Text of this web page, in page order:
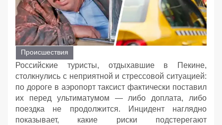
Происшествия
Российские туристы, отдыхавшие в Пекине,
столкнулись с неприятной и стрессовой ситуацией:
по дороге в аэропорт таксист фактически поставил
их перед ультиматумом — либо доплата, либо
поездка не продолжится. Инцидент наглядно
показывает, какие риски подстерегают